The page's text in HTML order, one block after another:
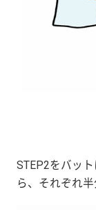
STEP2をバッ
ら、それぞれ半